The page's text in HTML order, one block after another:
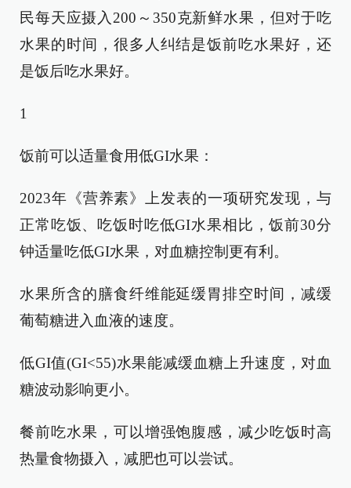
民每天应摄入200～350克新鲜水果，但对于吃
水果的时间，很多人纠结是饭前吃水果好，还
是饭后吃水果好。
1
饭前可以适量食用低GI水果：
2023年《营养素》上发表的一项研究发现，与
正常吃饭、吃饭时吃低GI水果相比，饭前30分
钟适量吃低GI水果，对血糖控制更有利。
水果所含的膳食纤维能延缓胃排空时间，减缓
葡萄糖进入血液的速度。
低GI值(GI<55)水果能减缓血糖上升速度，对血
糖波动影响更小。
餐前吃水果，可以增强饱腹感，减少吃饭时高
热量食物摄入，减肥也可以尝试。